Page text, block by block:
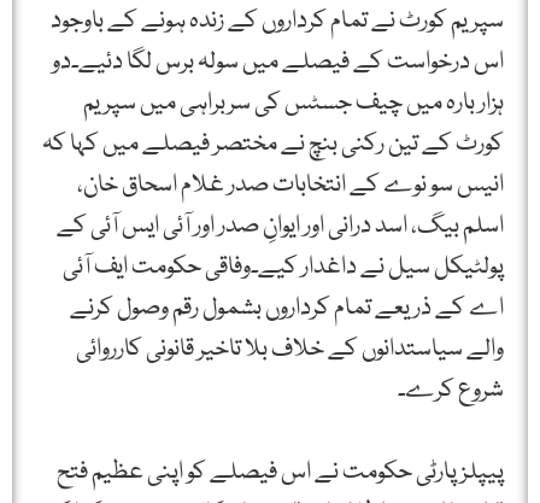
سپریم کورٹ نے تمام کرداروں کے زندہ ہونے کے باوجود
اس درخواست کے فیصلے میں سولہ برس لگا دئیے۔دو
ہزار بارہ میں چیف جسٹس کی سربراہی میں سپریم
کورٹ کے تین رکنی بنچ نے مختصر فیصلے میں کہا کہ
انیس سو نوے کے انتخابات صدر غلام اسحاق خان،
اسلم بیگ، اسد درانی اور ایوانِ صدر اور آئی ایس آئی کے
پولٹیکل سیل نے داغدار کیے۔وفاقی حکومت ایف آئی
اے کے ذریعے تمام کرداروں بشمول رقم وصول کرنے
والے سیاستدانوں کے خلاف بلا تاخیر قانونی کارروائی
شروع کرے۔
پیپلز پارٹی حکومت نے اس فیصلے کو اپنی عظیم فتح